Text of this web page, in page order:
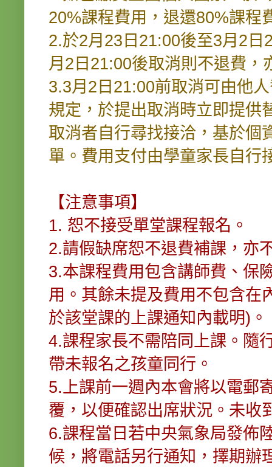
20%課程費用，退還80%課程
2.於2月23日21:00後至3月2
月2日21:00後取消則不退費，
3.3月2日21:00前取消可由他
規定，於提出取消時立即提供
取消者自行尋找接洽，基於個
單。費用支付由學童家長自行
【注意事項】
1. 恕不接受單堂課程報名。
2.請假缺席恕不退費補課，亦
3.本課程費用包含講師費、保
用。其餘未提及費用不包含在
於該堂課的上課通知內載明)。
4.課程家長不需陪同上課。隨
帶未報名之孩童同行。
5.上課前一週內本會將以電郵
覆，以便確認出席狀況。未收
6.課程當日若中央氣象局發佈
候，將電話另行通知，擇期辦